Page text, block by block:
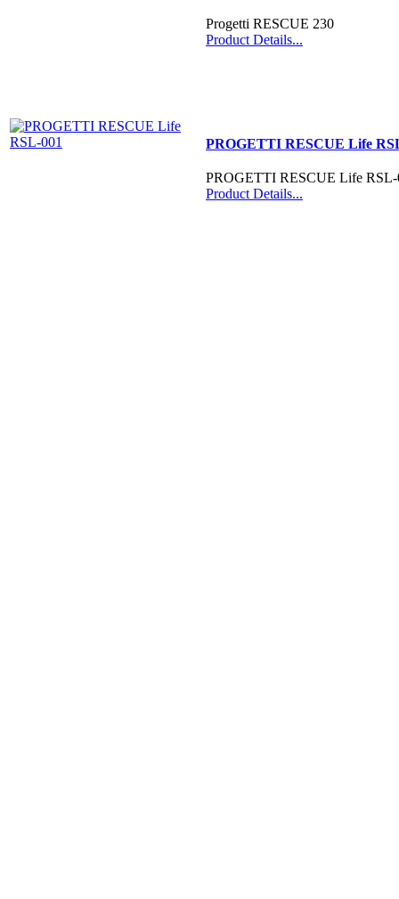
Progetti RESCUE 230
Product Details...
PROGETTI RESCUE Life
PROGETTI RESCUE Life RSL-
Product Details...